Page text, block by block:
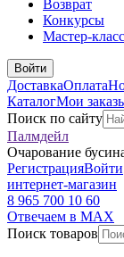
Возврат
Конкурсы
Мастер-
Войти
ДоставкаОплата
КаталогМои
Поиск по сайту
Палмдейл
Очарование
РегистрацияВойти
интернет-магазин
8 965 700 10 60
Отвечаем в MAX
Поиск товаров